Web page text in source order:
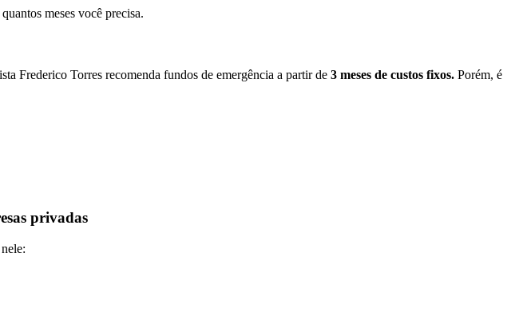
meses você precisa.
Frederico Torres recomenda fundos de emergência a partir de 3 meses de custos fixos. Porém, é
privadas